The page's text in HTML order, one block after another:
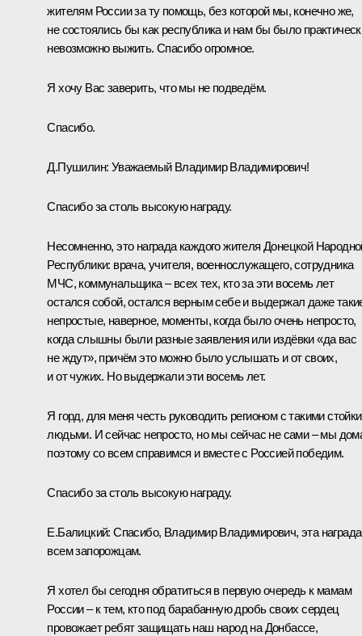
жителям России за ту помощь, без которой мы, конечно же,
не состоялись бы как республика и нам бы было
невозможно выжить. Спасибо огромное.
Я хочу Вас заверить, что мы не подведём.
Спасибо.
Д.Пушилин: Уважаемый Владимир Владимирович!
Спасибо за столь высокую награду.
Несомненно, это награда каждого жителя Донецкой
Республики: врача, учителя, военнослужащего, сотрудника
МЧС, коммунальщика – всех тех, кто за эти восемь лет
остался собой, остался верным себе и выдержал даже
непростые, наверное, моменты, когда было очень непросто,
когда слышны были разные заявления или издёвки «да вас
не ждут», причём это можно было услышать и от своих,
и от чужих. Но выдержали эти восемь лет.
Я горд, для меня честь руководить регионом с такими
людьми. И сейчас непросто, но мы сейчас не сами – мы
поэтому со всем справимся и вместе с Россией победим.
Спасибо за столь высокую награду.
Е.Балицкий:Спасибо, Владимир Владимирович, эта
всем запорожцам.
Я хотел бы сегодня обратиться в первую очередь к мамам
России – к тем, кто под барабанную дробь своих сердец
провожает ребят защищать наш народ на Донбассе,